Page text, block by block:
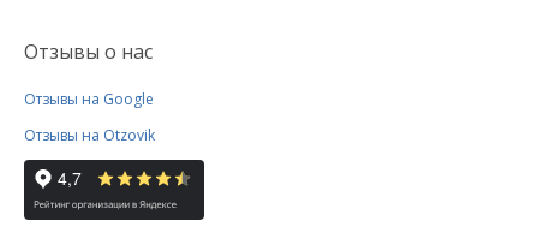
Отзывы о нас
Отзывы на Google
Отзывы на Otzovik